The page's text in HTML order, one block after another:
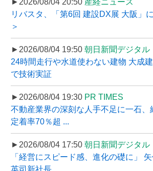
リバスタ、「第6回 建設DX展 大阪」
＞
►2026/08/04 19:50 朝日新聞デジタル
24時間走行や水道使わない建物 大成
で技術実証
►2026/08/04 19:30 PR TIMES
不動産業界の深刻な人手不足に一石、
定着率70％超 ...
►2026/08/04 17:50 朝日新聞デジタル
「経営にスピード感、進化の礎に」
英司新社長